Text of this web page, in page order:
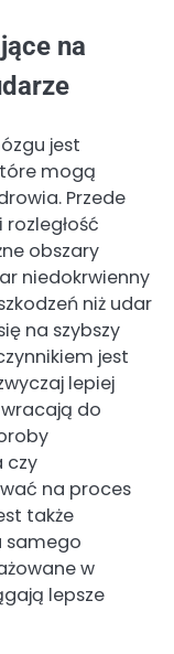
na
jest
mogą
Przede
obszary
niedokrwienny
niż udar
na szybszy
jest
lepiej
do
czy
na proces
także
samego
w
lepsze